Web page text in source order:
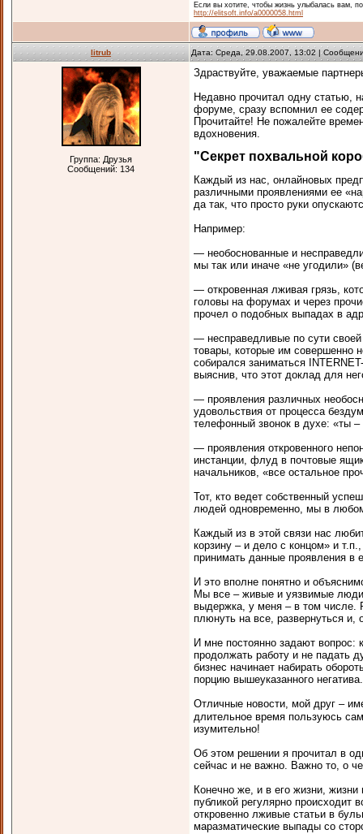
Если вы хотите, чтобы жизнь улыбалась вам,
http://elitsoft.info/a0000058.html
litrub Дата: Среда, 29.08.2007, 13:02 |
Группа: Друзья
Сообщений: 134
Здраствуйте, уважаемые
Недавно прочитал одну статью,
форуме, сразу вспомнил ее
Прочитайте! Не пожалейте
вдохновения.
"Секрет похвальной
Каждый из нас, онлайновых
различными проявлениями ее
да так, что просто руки
Например:
— необоснованные и
мы так или иначе «не угодили»
— откровенная лживая грязь,
головы на форумах и через
прочел о подобных выпадах в
— несправедливые по сути своей
товары, которые им совершенно
собирался заниматься
выяснив, что этот доклад для
— проявления различных
удовольствия от процесса
телефонный звонок в духе: «ты
— проявления откровенного
инстанции, флуд в почтовые
начальников, «все остальное
Тот, кто ведет собственный
людей одновременно, мы в
Каждый из в этой связи нас
корзину – и дело с концом» и
принимать данные проявления в
И это вполне понятно и
Мы все – живые и уязвимые
выдержка, у меня – в том числе.
плюнуть на все, развернуться и,
И мне постоянно задают вопрос:
продолжать работу и не падать
бизнес начинает набирать
порцию вышеуказанного негатива.
Отличные новости, мой друг –
длительное время пользуюсь
изумительно!
Об этом решении я прочитал в
сейчас и не важно. Важно то, о
Конечно же, и в его жизни,
публикой регулярно происходит
откровенно лживые статьи в
маразматические выпады со